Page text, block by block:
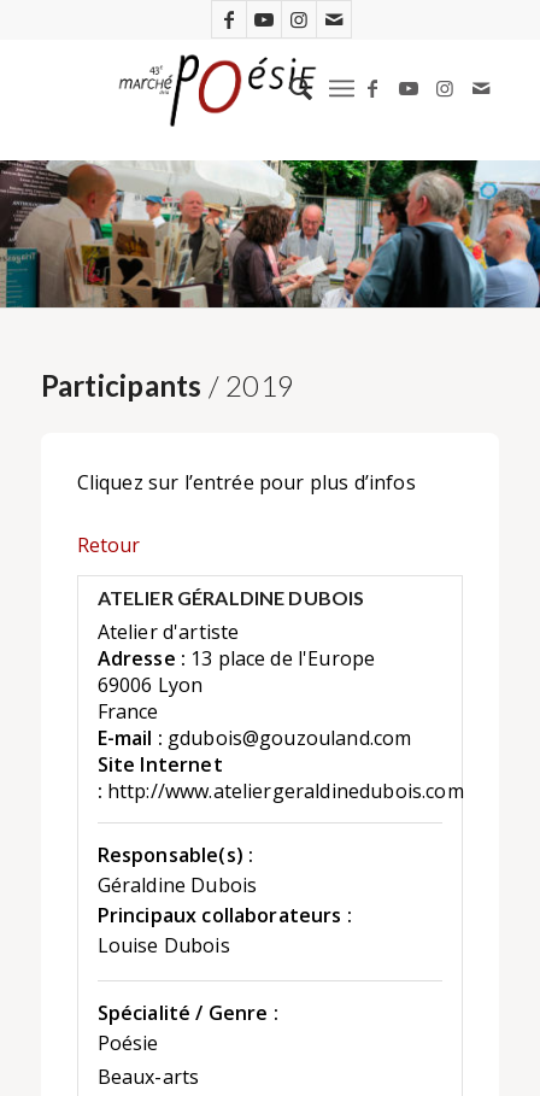
Participants / 2019
Cliquez sur l’entrée pour plus d’infos
Retour
ATELIER GÉRALDINE DUBOIS
Atelier d'artiste
Adresse : 13 place de l'Europe
69006 Lyon
France
E-mail : gdubois@gouzouland.com
Site Internet
: http://www.ateliergeraldinedubois.com
Responsable(s) :
Géraldine Dubois
Principaux collaborateurs :
Louise Dubois
Spécialité / Genre :
Poésie
Beaux-arts